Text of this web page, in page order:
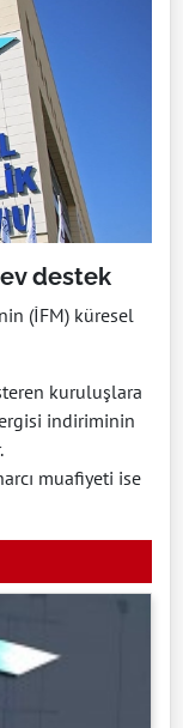
destek
(İFM) küresel
kuruluşlara
indiriminin
muafiyeti ise